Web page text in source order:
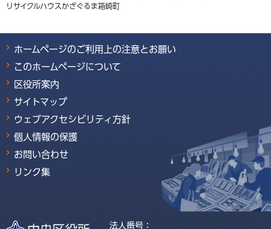
リサイクルハウスかざぐるま箱崎町
ホームページのご利用上の注意とお願い
このホームページについて
区役所案内
サイトマップ
ウェブアクセシビリティ方針
個人情報の保護
お問い合わせ
リンク集
法人番号：